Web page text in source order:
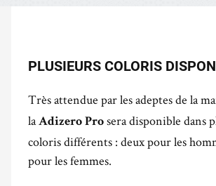
PLUSIEURS COLORIS
Très attendue par les adeptes de la
laAdizero Pro sera disponible dans
coloris différents : deux pour les
pour les femmes.